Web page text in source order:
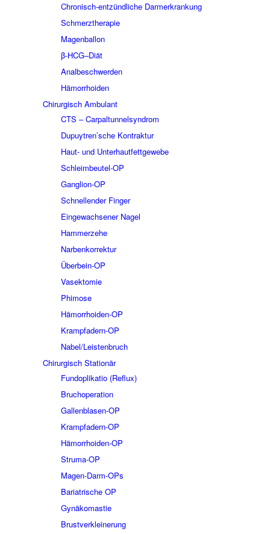
Chronisch-entzündliche Darmerkrankung
Schmerztherapie
Magenballon
β-HCG–Diät
Analbeschwerden
Hämorrhoiden
Chirurgisch Ambulant
CTS – Carpaltunnelsyndrom
Dupuytren’sche Kontraktur
Haut- und Unterhautfettgewebe
Schleimbeutel-OP
Ganglion-OP
Schnellender Finger
Eingewachsener Nagel
Hammerzehe
Narbenkorrektur
Überbein-OP
Vasektomie
Phimose
Hämorrhoiden-OP
Krampfadern-OP
Nabel/Leistenbruch
Chirurgisch Stationär
Fundoplikatio (Reflux)
Bruchoperation
Gallenblasen-OP
Krampfadern-OP
Hämorrhoiden-OP
Struma-OP
Magen-Darm-OPs
Bariatrische OP
Gynäkomastie
Brustverkleinerung